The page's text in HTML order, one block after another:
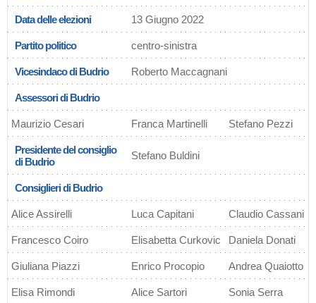
Data delle elezioni 13 Giugno 2022
Partito politico centro-sinistra
Vicesindaco di Budrio Roberto Maccagnani
Assessori di Budrio
Maurizio Cesari Franca Martinelli Stefano Pezzi
Presidente del consiglio
di Budrio
Stefano Buldini
Consiglieri di Budrio
Alice Assirelli Luca Capitani Claudio Cassani
Francesco Coiro Elisabetta Curkovic Daniela Donati
Giuliana Piazzi Enrico Procopio Andrea Quaiotto
Elisa Rimondi Alice Sartori Sonia Serra